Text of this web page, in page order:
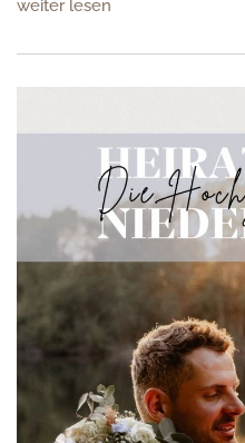
weiter lesen